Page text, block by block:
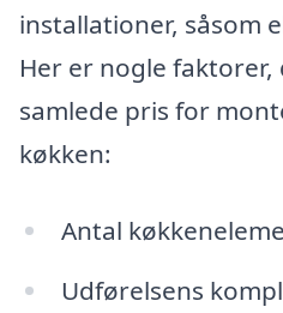
installationer, såsom
Her er nogle
samlede pris for
køkken:
Antal
Udførelsens